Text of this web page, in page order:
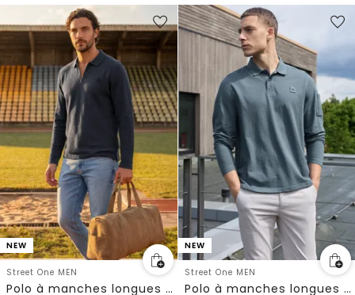
NEW
Street One MEN
Polo à manches longues avec fermeture éclair
NEW
Street One MEN
Polo à manches longues avec poche